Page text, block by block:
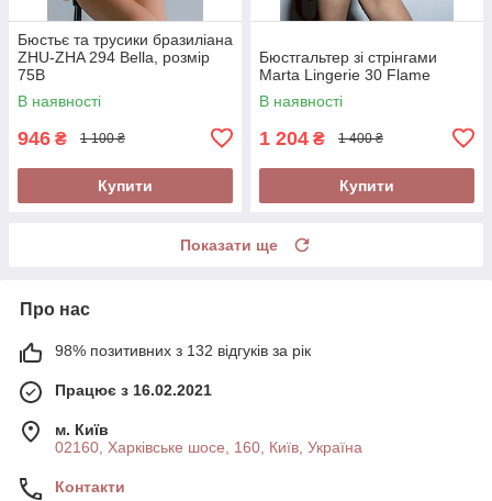
Бюстьє та трусики бразиліана
ZHU-ZHA 294 Bella, розмір
75B
В наявності
946 ₴ 1 100 ₴
Купити
Бюстгальтер зі стрінгами
Marta Lingerie 30 Flame
В наявності
1 204 ₴ 1 400 ₴
Купити
Показати ще
Про нас
98% позитивних з 132 відгуків за рік
Працює з 16.02.2021
м. Київ
02160, Харківське шосе, 160, Київ, Україна
Контакти